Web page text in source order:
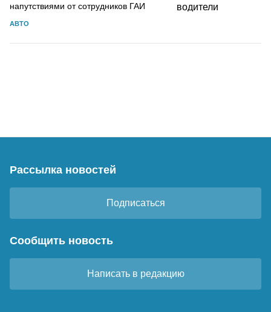
напутствиями от сотрудников ГАИ
АВТО
Рассылка новостей
Подписаться
Сообщить новость
Написать в редакцию